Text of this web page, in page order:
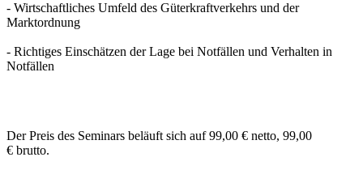
- Wirtschaftliches Umfeld des Güterkraftverkehrs und der
Marktordnung
- Richtiges Einschätzen der Lage bei Notfällen und Verhalten in
Notfällen
Der Preis des Seminars beläuft sich auf 99,00 € netto, 99,00
€ brutto.